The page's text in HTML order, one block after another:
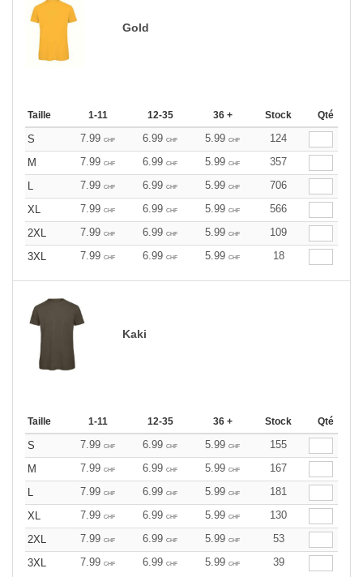
Gold
Taille 1-11 12-35 36 + Stock Qté
S 7.99 CHF 6.99 CHF 5.99 CHF
124
M
7.99 CHF 6.99 CHF 5.99 CHF
357
L
7.99 CHF 6.99 CHF 5.99 CHF
706
XL
7.99 CHF 6.99 CHF 5.99 CHF
566
2XL
7.99 CHF 6.99 CHF 5.99 CHF
109
3XL
7.99 CHF 6.99 CHF 5.99 CHF 18
Kaki
Taille 1-11 12-35 36 + Stock Qté
S 7.99 CHF 6.99 CHF 5.99 CHF
155
M
7.99 CHF 6.99 CHF 5.99 CHF
167
L
7.99 CHF 6.99 CHF 5.99 CHF
181
XL
7.99 CHF 6.99 CHF 5.99 CHF
130
2XL
7.99 CHF 6.99 CHF 5.99 CHF
53
3XL
7.99 CHF 6.99 CHF 5.99 CHF 39